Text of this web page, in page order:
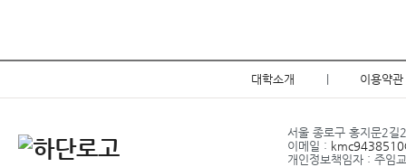
대학소개 이용약관
서울 종로구 홍지문
이메일 :
개인정보책임자 : 주